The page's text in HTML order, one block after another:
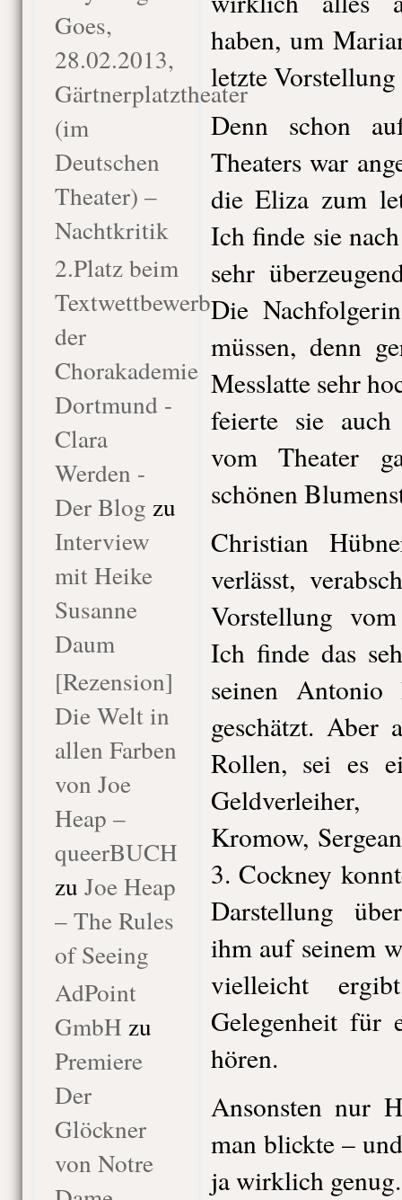
Goes,
28.02.2013,
Gärtnerplatztheater
(im
Deutschen
Theater) –
Nachtkritik
2.Platz beim
Textwettbewerb
der
Chorakademie
Dortmund -
Clara
Werden -
Der Blog zu
Interview
mit Heike
Susanne
Daum
[Rezension]
Die Welt in
allen Farben
von Joe
Heap –
queerBUCH
zu Joe Heap
– The Rules
of Seeing
AdPoint
GmbH zu
Premiere
Der
Glöckner
von Notre
haben, um
letzte
Denn schon
Theaters war
die Eliza zum
Ich finde sie
sehr
Die
müssen, denn
Messlatte sehr
feierte sie auch
vom Theater
schönen
Christian
verlässt,
Vorstellung
Ich finde das
seinen
geschätzt. Aber
Rollen, sei es
Kromow,
3. Cockney
Darstellung
ihm auf seinem
vielleicht
Gelegenheit für
hören.
Ansonsten nur
man blickte –
ja wirklich